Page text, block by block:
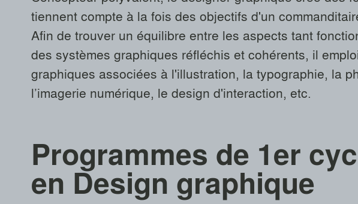
tiennent compte à la fois des objectifs d'un
Afin de trouver un équilibre entre les aspects tant
des systèmes graphiques réfléchis et cohérents, il
graphiques associées à l'illustration, la typographie, la
l’imagerie numérique, le design d'interaction, etc.
Programmes de 1er
en Design graphique